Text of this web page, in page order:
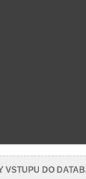
VSTUPU DO